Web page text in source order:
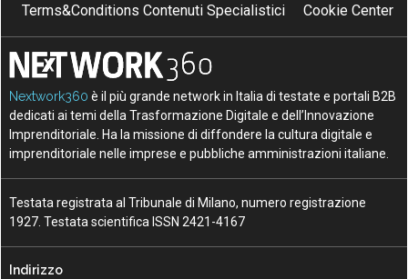
Terms&Conditions Contenuti Specialistici
Cookie Center
Nextwork360 è il più grande network in Italia di testate e portali B2B
dedicati ai temi della Trasformazione Digitale e dell’Innovazione
Imprenditoriale. Ha la missione di diffondere la cultura digitale e
imprenditoriale nelle imprese e pubbliche amministrazioni italiane.
Testata registrata al Tribunale di Milano, numero registrazione
1927. Testata scientifica ISSN 2421-4167
Indirizzo